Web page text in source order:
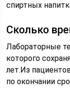
спиртных
Сколько
Лабораторные
которого
лет.Из
по окончании